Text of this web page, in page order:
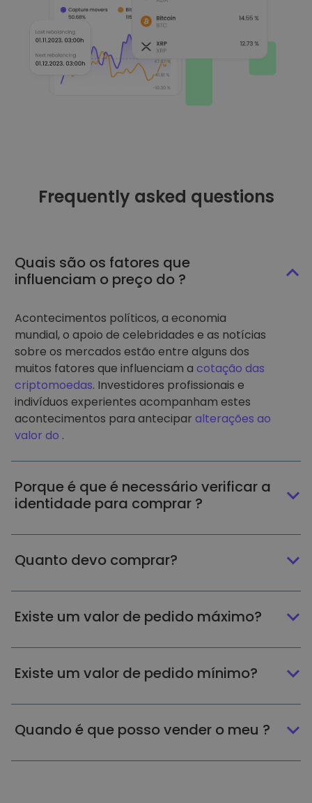
Frequently asked questions
Quais são os fatores que
influenciam o preço do ?
Acontecimentos políticos, a economia
mundial, o apoio de celebridades e as notícias
sobre os mercados estão entre alguns dos
muitos fatores que influenciam a cotação das
criptomoedas. Investidores profissionais e
indivíduos experientes acompanham estes
acontecimentos para antecipar alterações ao
valor do .
Porque é que é necessário verificar a
identidade para comprar ?
Quanto devo comprar?
Existe um valor de pedido máximo?
Existe um valor de pedido mínimo?
Quando é que posso vender o meu ?